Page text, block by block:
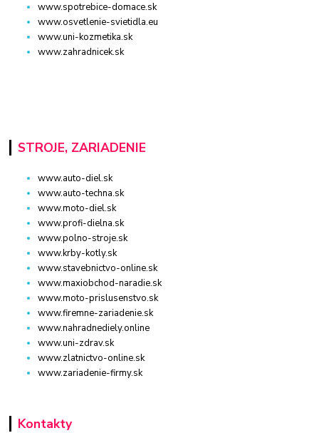
www.spotrebice-domace.sk
www.osvetlenie-svietidla.eu
www.uni-kozmetika.sk
www.zahradnicek.sk
STROJE, ZARIADENIE
www.auto-diel.sk
www.auto-techna.sk
www.moto-diel.sk
www.profi-dielna.sk
www.polno-stroje.sk
www.krby-kotly.sk
www.stavebnictvo-online.sk
www.maxiobchod-naradie.sk
www.moto-prislusenstvo.sk
www.firemne-zariadenie.sk
www.nahradnediely.online
www.uni-zdrav.sk
www.zlatnictvo-online.sk
www.zariadenie-firmy.sk
Kontakty